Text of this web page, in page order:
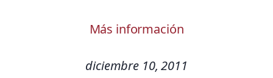
Más información
diciembre 10, 2011